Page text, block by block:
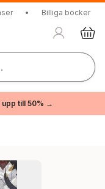
• Billiga böcker
upp till 50% →